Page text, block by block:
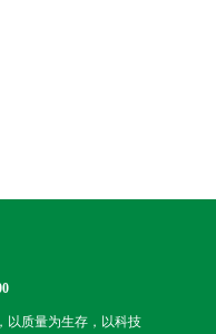
以质量为生存，以科技